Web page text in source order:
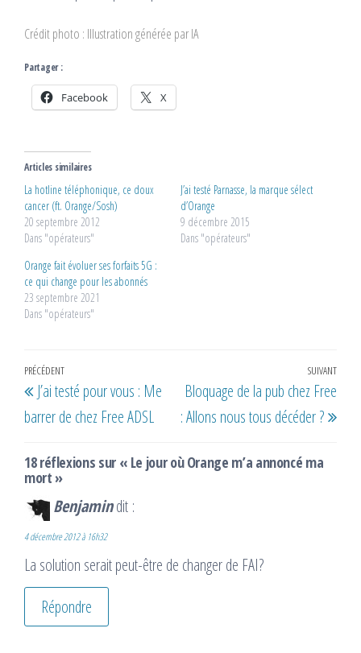
Crédit photo : Illustration générée par IA
Partager :
Facebook X
Articles similaires
La hotline téléphonique, ce doux
cancer (ft. Orange/Sosh)
20 septembre 2012
Dans "opérateurs"
J’ai testé Parnasse, la marque sélect
d’Orange
9 décembre 2015
Dans "opérateurs"
Orange fait évoluer ses forfaits 5G :
ce qui change pour les abonnés
23 septembre 2021
Dans "opérateurs"
Navigation
de
l’article
Article
précédent
PRÉCÉDENT
J’ai testé pour vous : Me
barrer de chez Free ADSL
SUIVANT
Bloquage de la pub chez Free
: Allons nous tous décéder ?
18 réflexions sur « Le jour où Orange m’a annoncé ma
mort »
Benjamindit :
4 décembre 2012 à 16h32
La solution serait peut-être de changer de FAI?
Répondre